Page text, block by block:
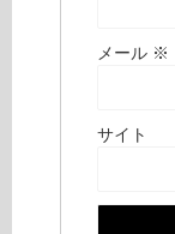
メール ※
サイト